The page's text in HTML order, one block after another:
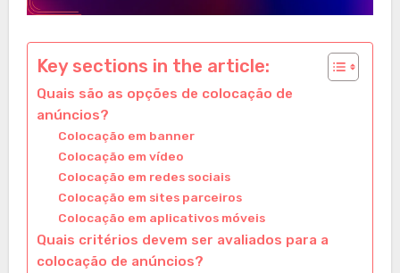
Key sections in the article:
Quais são as opções de colocação de
anúncios?
Colocação em banner
Colocação em vídeo
Colocação em redes sociais
Colocação em sites parceiros
Colocação em aplicativos móveis
Quais critérios devem ser avaliados para a
colocação de anúncios?